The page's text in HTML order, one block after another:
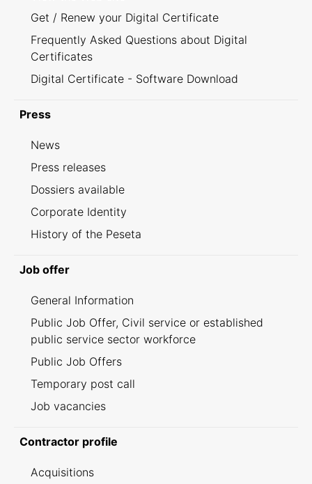
Get / Renew your Digital Certificate
Frequently Asked Questions about Digital
Certificates
Digital Certificate - Software Download
Press
News
Press releases
Dossiers available
Corporate Identity
History of the Peseta
Job offer
General Information
Public Job Offer, Civil service or established
public service sector workforce
Public Job Offers
Temporary post call
Job vacancies
Contractor profile
Acquisitions